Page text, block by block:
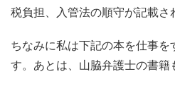
税負担、入管法の順守が記載さ
ちなみに私は下記の本を仕事を
す。あとは、山脇弁護士の書籍